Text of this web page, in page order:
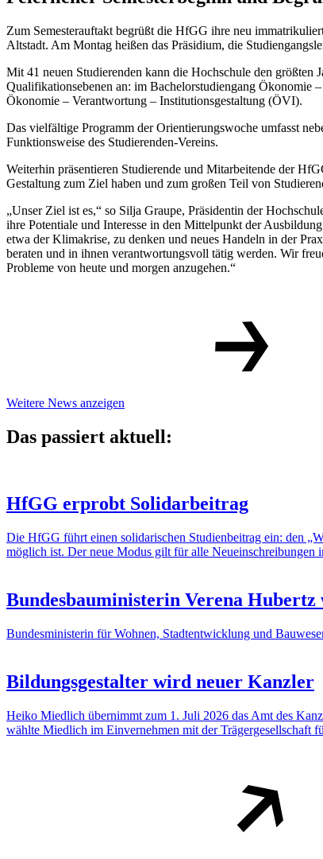
Zum Semesterauftakt begrüßt die HfGG ihre neu
Altstadt. Am Montag heißen das Präsidium, die
Mit 41 neuen Studierenden kann die Hochschule den größten
Qualifikationsebenen an: im Bachelorstudiengang Ökonomie
Ökonomie – Verantwortung – Institutionsgestaltung (ÖVI).
Das vielfältige Programm der Orientierungswoche umfasst
Funktionsweise des Studierenden-Vereins.
Weiterhin präsentieren Studierende und Mitarbeitende der
Gestaltung zum Ziel haben und zum großen Teil von
„Unser Ziel ist es,“ so Silja Graupe, Präsidentin der
ihre Potentiale und Interesse in den Mittelpunkt der
etwa der Klimakrise, zu denken und neues Handeln in der
beraten und in ihnen verantwortungsvoll tätig werden. Wir
Probleme von heute und morgen anzugehen.“
Weitere News anzeigen
Das passiert aktuell:
HfGG erprobt Solidarbeitrag
Die HfGG führt einen solidarischen Studienbeitrag ein: den
möglich ist. Der neue Modus gilt für alle Neueinschreibungen
Bundesbauministerin Verena
Bundesministerin für Wohnen, Stadtentwicklung und
Bildungsgestalter wird neuer Kanzler
Heiko Miedlich übernimmt zum 1. Juli 2026 das Amt des
wählte Miedlich im Einvernehmen mit der Trägergesellschaft